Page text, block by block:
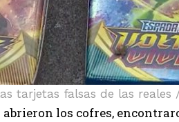
tarjetas falsas de las reales
los cofres,